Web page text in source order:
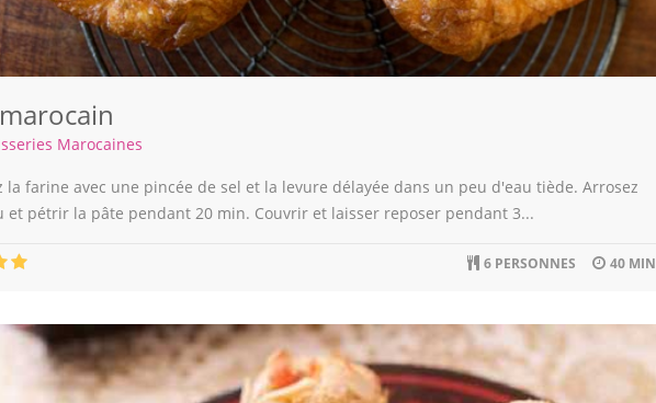
Marocaines
la farine avec une pincée de sel et la levure délayée dans un peu d'eau tiède. Arrosez
et pétrir la pâte pendant 20 min. Couvrir et laisser reposer pendant 3...
40 MIN
6 PERSONNES